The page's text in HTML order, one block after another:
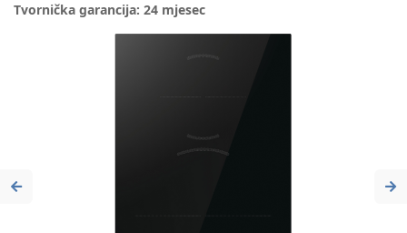
Tvornička garancija: 24 mjesec
Previous